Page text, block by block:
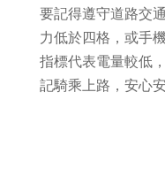
要記得遵守道路交
力低於四格，或手
指標代表電量較低
記騎乘上路，安心